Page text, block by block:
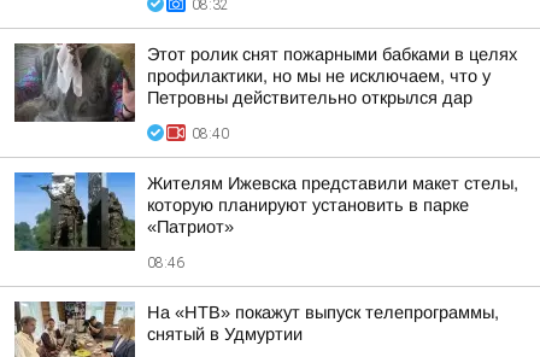
08:32
Этот ролик снят пожарными бабками в целях
профилактики, но мы не исключаем, что у
Петровны действительно открылся дар
08:40
Жителям Ижевска представили макет стелы,
которую планируют установить в парке
«Патриот»
08:46
На «НТВ» покажут выпуск телепрограммы,
снятый в Удмуртии